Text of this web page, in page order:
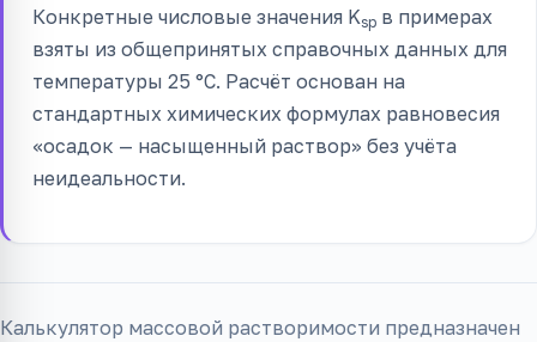
Конкретные числовые значения Ksp в примерах
взяты из общепринятых справочных данных для
температуры 25 °C. Расчёт основан на
стандартных химических формулах равновесия
«осадок — насыщенный раствор» без учёта
неидеальности.
Калькулятор массовой растворимости предназначен